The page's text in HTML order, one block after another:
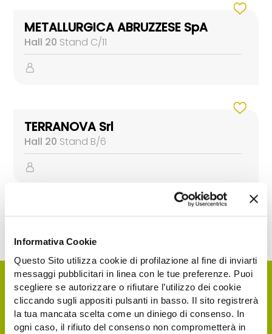
Informativa Cookie
Questo Sito utilizza cookie di profilazione al fine di inviarti
messaggi pubblicitari in linea con le tue preferenze. Puoi
scegliere se autorizzare o rifiutare l’utilizzo dei cookie
cliccando sugli appositi pulsanti in basso. Il sito registrerà
la tua mancata scelta come un diniego di consenso. In
ogni caso, il rifiuto del consenso non comprometterà in
METALLURGICA ABRUZZESE SpA
Hall 20 Stand C/11
TERRANOVA Srl
Hall 20 Stand B/6